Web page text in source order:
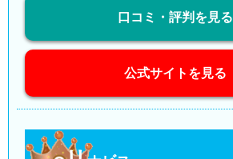
口コミ・評判を見る
公式サイトを見る